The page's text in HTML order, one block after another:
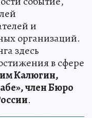
и
организаций.
здесь
в сфере
Калюгин,
член Бюро
.